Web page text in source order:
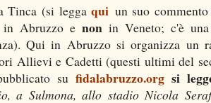
Tinca (si leggaqui un suo
in Abruzzo enon in Veneto; c'è
Qui in Abruzzo si organizza un
Allievi e Cadetti (questi ultimi del
sufidalabruzzo.org si
a Sulmona, allo stadio Nicola